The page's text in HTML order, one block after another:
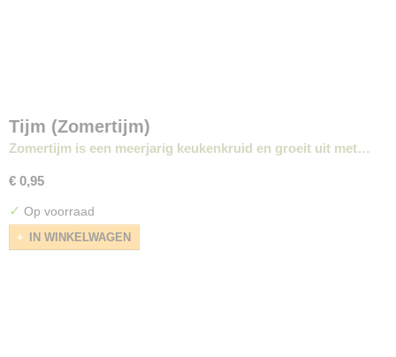
Tijm (Zomertijm)
Zomertijm is een meerjarig keukenkruid en groeit uit met…
€ 0,95
✓ Op voorraad
IN WINKELWAGEN